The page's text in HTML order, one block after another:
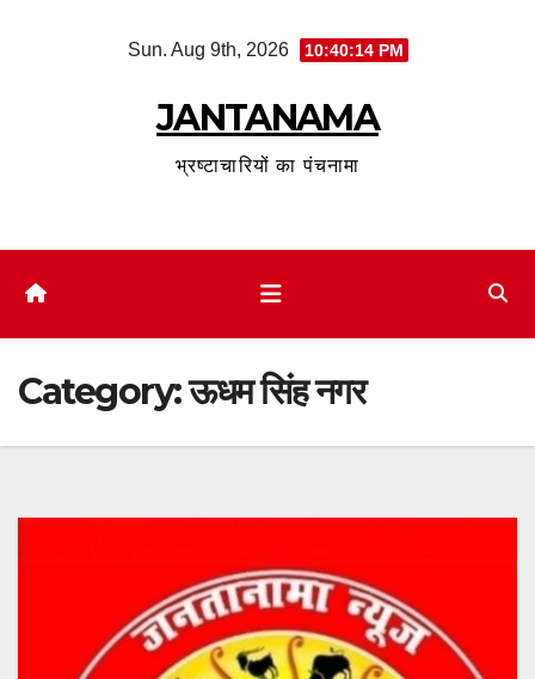
Sun. Aug 9th, 2026 10:40:16 PM
JANTANAMA
भ्रष्टाचारियों का पंचनामा
Category:ऊधम सिंह नगर